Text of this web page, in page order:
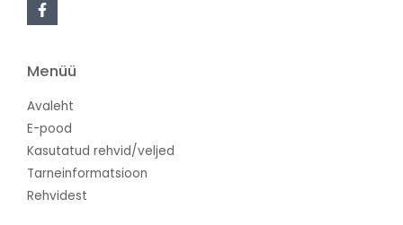
Menüü
Avaleht
E-pood
Kasutatud rehvid/veljed
Tarneinformatsioon
Rehvidest